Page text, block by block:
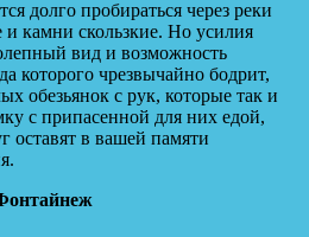
долго пробираться через реки
камни скользкие. Но усилия
вид и возможность
которого чрезвычайно бодрит,
обезьянок с рук, которые так и
с припасенной для них едой,
оставят в вашей памяти